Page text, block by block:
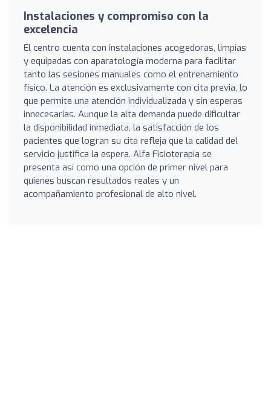
Instalaciones y compromiso con la
excelencia
El centro cuenta con instalaciones acogedoras, limpias
y equipadas con aparatología moderna para facilitar
tanto las sesiones manuales como el entrenamiento
físico. La atención es exclusivamente con cita previa, lo
que permite una atención individualizada y sin esperas
innecesarias. Aunque la alta demanda puede dificultar
la disponibilidad inmediata, la satisfacción de los
pacientes que logran su cita refleja que la calidad del
servicio justifica la espera. Alfa Fisioterapia se
presenta así como una opción de primer nivel para
quienes buscan resultados reales y un
acompañamiento profesional de alto nivel.